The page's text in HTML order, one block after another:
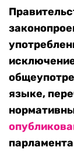
языке,